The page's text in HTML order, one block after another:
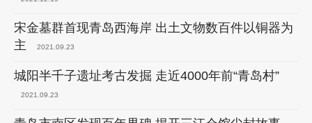
宋金墓群首现青岛西海岸 出土文物数百件以铜器为
主
2021.09.23
城阳半千子遗址考古发掘 走近4000年前“青岛村”
2021.09.23